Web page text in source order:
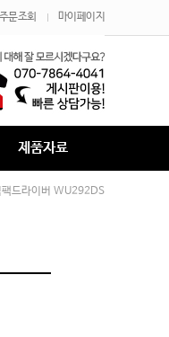
주문조회 마이페이지
제품자료
드라이버 WU292DS